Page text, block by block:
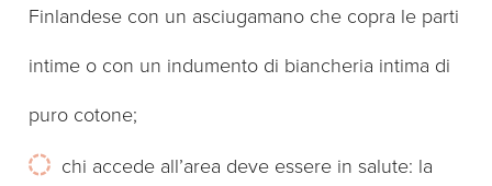
Finlandese con un asciugamano che copra le parti
intime o con un indumento di biancheria intima di
puro cotone;
chi accede all’area deve essere in salute: la